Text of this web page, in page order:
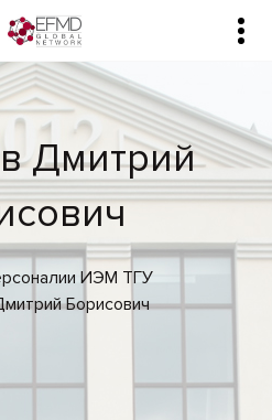
Дмитрий
ИЭМ ТГУ
Борисович